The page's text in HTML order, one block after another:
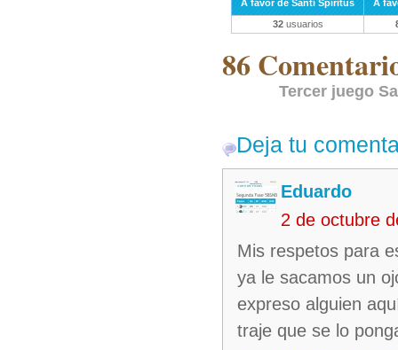
A favor de Santi Spiritus
A
32usuarios
86
Tercer juego
Deja tu
Eduardo
2 de octubre
Mis respetos para
ya le sacamos un
expreso alguien
traje que se lo